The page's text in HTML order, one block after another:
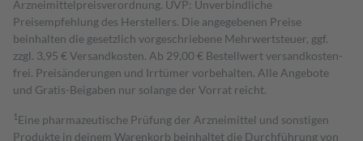
Arzneimittelpreisverordnung. UVP: Unverbindliche
Preisempfehlung des Herstellers. Die angegebenen Preise
beinhalten die gesetzlich vorgeschriebene Mehrwertsteuer, ggf.
zzgl. 3,95 € Versandkosten. Ab 29,00 € Bestell­wert versand­kosten­
frei. Preisänderungen und Irrtümer vorbehalten. Alle Angebote
und Gratis-Beigaben nur solange der Vorrat reicht.
1 Eine pharmazeutische Prüfung der Arzneimittel und sonstigen
Produkte in deinem Warenkorb beinhaltet die Durchführung von